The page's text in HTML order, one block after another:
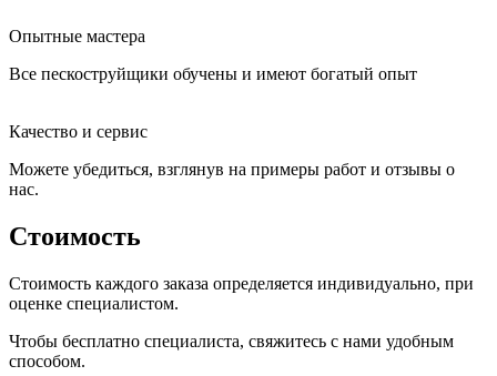
Опытные мастера
Все пескоструйщики обучены и имеют богатый опыт
Качество и сервис
Можете убедиться, взглянув на примеры работ и отзывы о
нас.
Стоимость
Стоимость каждого заказа определяется индивидуально, при
оценке специалистом.
Чтобы бесплатно специалиста, свяжитесь с нами удобным
способом.